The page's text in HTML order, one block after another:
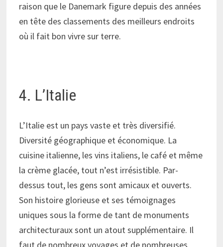
raison que le Danemark figure depuis des années
en tête des classements des meilleurs endroits
où il fait bon vivre sur terre.
4. L’Italie
L’Italie est un pays vaste et très diversifié.
Diversité géographique et économique. La
cuisine italienne, les vins italiens, le café et même
la crème glacée, tout n’est irrésistible. Par-
dessus tout, les gens sont amicaux et ouverts.
Son histoire glorieuse et ses témoignages
uniques sous la forme de tant de monuments
architecturaux sont un atout supplémentaire. Il